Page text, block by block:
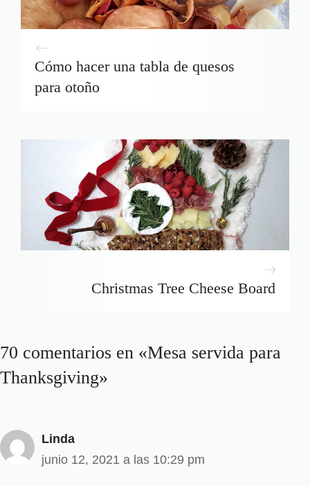
Cómo hacer una tabla de quesos
para otoño
Christmas Tree Cheese Board
70 comentarios en «Mesa servida para
Thanksgiving»
Linda
junio 12, 2021 a las 10:29 pm